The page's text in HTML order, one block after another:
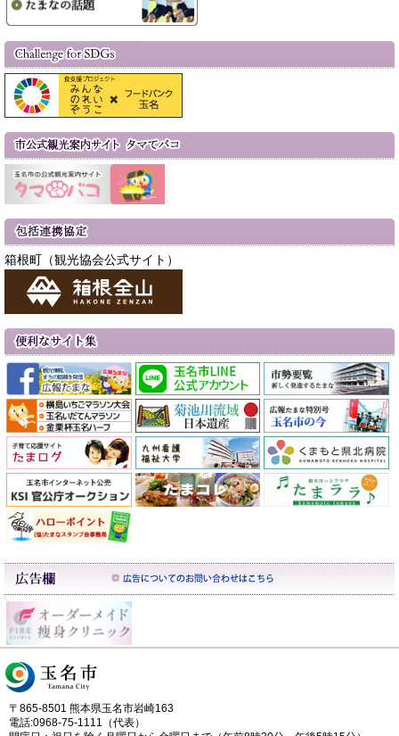
箱根町（観光協会公式サイト）
〒865-8501 熊本県玉名市岩崎163
電話:0968-75-1111（代表）